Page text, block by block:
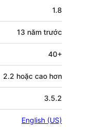
1.8
13 năm trước
40+
2.2 hoặc cao hơn
3.5.2
English (US)